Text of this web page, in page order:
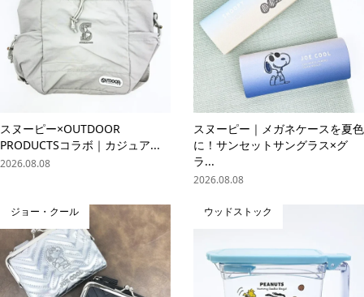
スヌーピー×OUTDOOR
PRODUCTSコラボ｜カジュア...
2026.08.08
スヌーピー｜メガネケースを夏色
に！サンセットサングラス×グ
ラ...
2026.08.08
ジョー・クール ウッドストック